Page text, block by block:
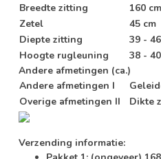
Breedte zitting
160 cm
Zetel
45 cm
Diepte zitting
39 -
Hoogte rugleuning
38 -
Andere afmetingen (ca.)
Andere afmetingen I
Overige afmetingen II
Dikte
Verzending informatie: